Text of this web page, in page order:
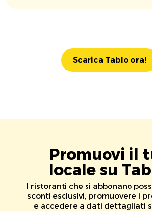
Scarica Tablo ora!
Promuovi il
locale su
I ristoranti che si abbonano
sconti esclusivi, promuovere i
e accedere a dati dettagliati